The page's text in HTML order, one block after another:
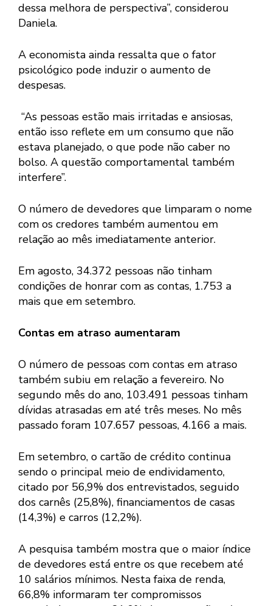
dessa melhora de perspectiva”, considerou
Daniela.
A economista ainda ressalta que o fator
psicológico pode induzir o aumento de
despesas.
“As pessoas estão mais irritadas e ansiosas,
então isso reflete em um consumo que não
estava planejado, o que pode não caber no
bolso. A questão comportamental também
interfere”.
O número de devedores que limparam o nome
com os credores também aumentou em
relação ao mês imediatamente anterior.
Em agosto, 34.372 pessoas não tinham
condições de honrar com as contas, 1.753 a
mais que em setembro.
Contas em atraso aumentaram
O número de pessoas com contas em atraso
também subiu em relação a fevereiro. No
segundo mês do ano, 103.491 pessoas tinham
dívidas atrasadas em até três meses. No mês
passado foram 107.657 pessoas, 4.166 a mais.
Em setembro, o cartão de crédito continua
sendo o principal meio de endividamento,
citado por 56,9% dos entrevistados, seguido
dos carnês (25,8%), financiamentos de casas
(14,3%) e carros (12,2%).
A pesquisa também mostra que o maior índice
de devedores está entre os que recebem até
10 salários mínimos. Nesta faixa de renda,
66,8% informaram ter compromissos